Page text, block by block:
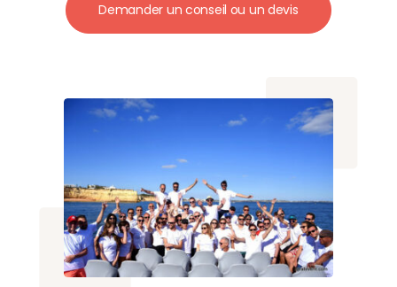
Demander un conseil ou un devis